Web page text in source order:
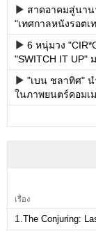
สาดอาคมสู่นาน
"เทศกาลหนังรอตเ
6 หนุ่มวง
"SWITCH IT UP"
"เบน ชลาทิศ" น
ในภาพยนตร์คอมเ
เรื่อง
1. The Conjuring: